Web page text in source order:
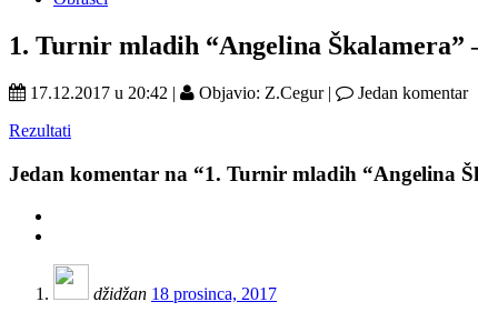
1. Turnir mladih “Angelina Škalamera”
17.12.2017 u 20:42 | Objavio: Z.Cegur |
Jedan komentar
Rezultati
Jedan komentar na “1. Turnir mladih “Angelina
džidžan 18 prosinca, 2017